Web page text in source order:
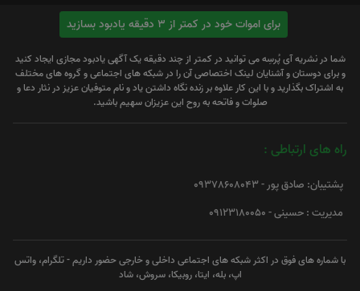
برای اموات خود در کمتر از 3 دقیقه یادبود بسازید
شما در نشریه آی پُرسِه می توانید در کمتر از چند دقیقه یک آگهی یادبود مجازی ایجاد کنید
و برای دوستان و آشنایان لینک اختصاصی آن را در شبکه های اجتماعی و گروه های مختلف
به اشتراک بگذارید و با این کار علاوه بر زنده نگاه داشتن یاد و نام متوفیان عزیز در نثار دعا و
صلوات و فاتحه به روح این عزیزان سهیم باشید.
راه های ارتباطی :
پشتیبان: صادق پور - 09378608043
مدیریت : حسینی - 09123180050
با شماره های فوق در اکثر شبکه های اجتماعی داخلی و خارجی حضور داریم - تلگرام، واتس
اپ، بله، ایتا، روبیکا، سروش، شاد